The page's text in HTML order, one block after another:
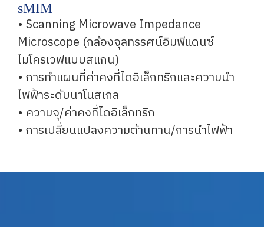
sMIM
• Scanning Microwave Impedance
Microscope (กล้องจุลทรรศน์อิมพีแดนซ์
ไมโครเวฟแบบสแกน)
• การทำแผนที่ค่าคงที่ไดอิเล็กทริกและความนำ
ไฟฟ้าระดับนาโนสเกล
• ความจุ/ค่าคงที่ไดอิเล็กทริก
• การเปลี่ยนแปลงความต้านทาน/การนำไฟฟ้า